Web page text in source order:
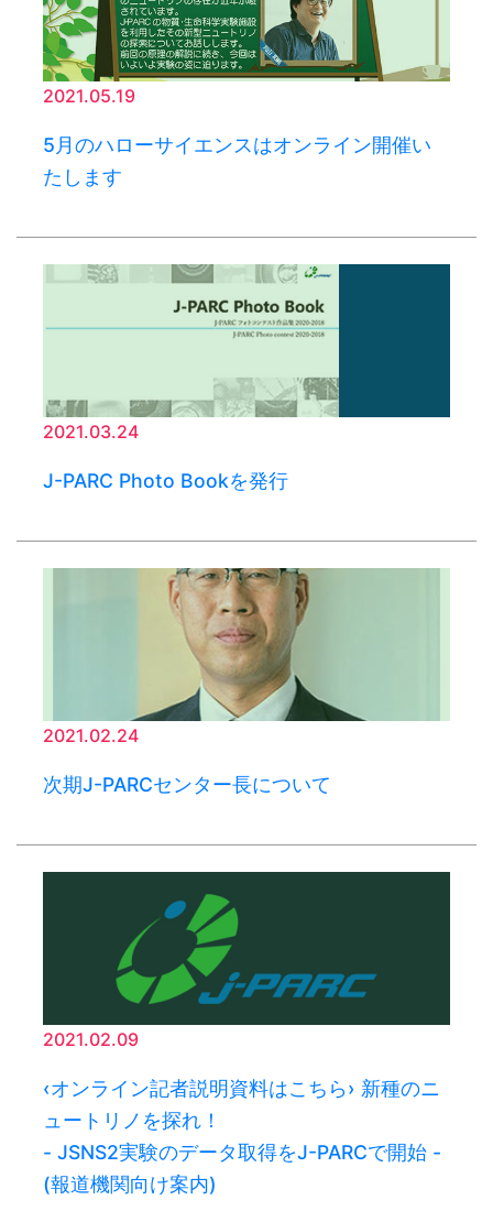
2021.05.19
5月のハローサイエンスはオンライン開催い
たします
2021.03.24
J-PARC Photo Bookを発行
2021.02.24
次期J-PARCセンター長について
2021.02.09
‹オンライン記者説明資料はこちら› 新種のニ
ュートリノを探れ！
- JSNS2実験のデータ取得をJ-PARCで開始 -
(報道機関向け案内)